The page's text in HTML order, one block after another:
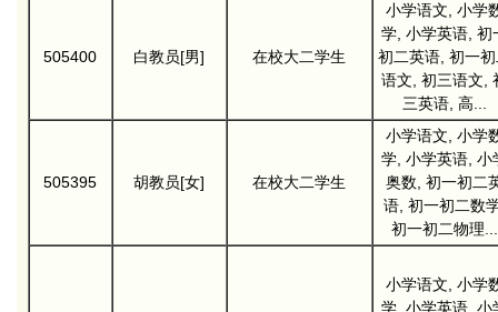
505400 白教员[男] 在校大二学生
小学语文, 小学
学, 小学英语, 初
初二英语, 初一
语文, 初三语文,
三英语, 高...
505395 胡教员[女] 在校大二学生
小学语文, 小学
学, 小学英语, 小
奥数, 初一初二
语, 初一初二数
初一初二物理...
小学语文, 小学
学, 小学英语, 小